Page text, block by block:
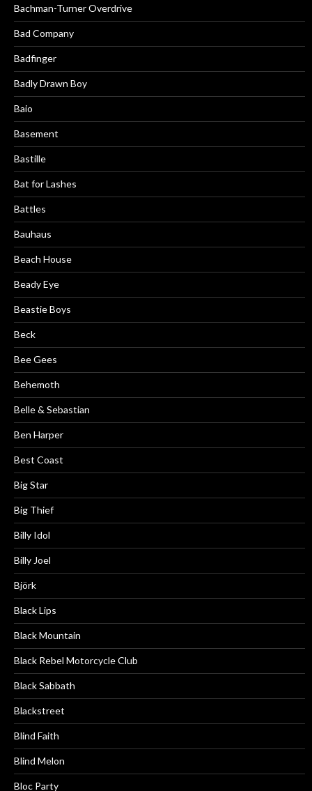
Bachman-Turner Overdrive
Bad Company
Badfinger
Badly Drawn Boy
Baio
Basement
Bastille
Bat for Lashes
Battles
Bauhaus
Beach House
Beady Eye
Beastie Boys
Beck
Bee Gees
Behemoth
Belle & Sebastian
Ben Harper
Best Coast
Big Star
Big Thief
Billy Idol
Billy Joel
Björk
Black Lips
Black Mountain
Black Rebel Motorcycle Club
Black Sabbath
Blackstreet
Blind Faith
Blind Melon
Bloc Party